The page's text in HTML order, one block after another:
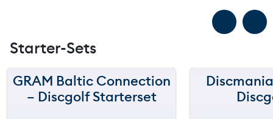
Starter-Sets
GRAM Baltic Connection
– Discgolf Starterset